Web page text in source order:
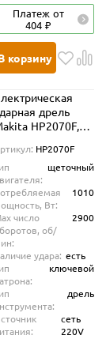
Платеж от
404 ₽
корзину
дрель
HP2070F,
HP2070F
щеточный
Вт:
1010
число
об/
2900
удара: есть
ключевой
дрель
сеть
220V